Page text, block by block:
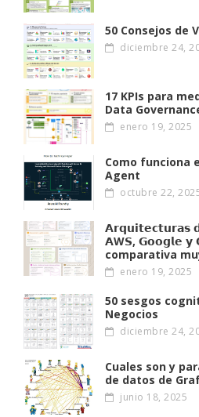
50 Consejos de
diciembre 24,
17 KPIs para
Data
enero 19, 2025
Como funciona
Agent
octubre 22,
𝗔𝗿𝗾𝘂𝗶𝘁𝗲𝗰𝘁𝘂𝗿𝗮𝘀
𝗔W𝗦, 𝗚𝗼𝗼𝗴𝗹𝗲 𝘆
comparativa
enero 19, 2025
50 sesgos
Negocios
diciembre 24,
Cuales son y
de datos de
junio 18, 2025